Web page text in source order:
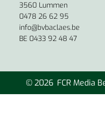
3560 Lummen
0478 26 62 95
info@bvbaclaes.be
BE 0433 92 48 47
© 2026 FCR Media